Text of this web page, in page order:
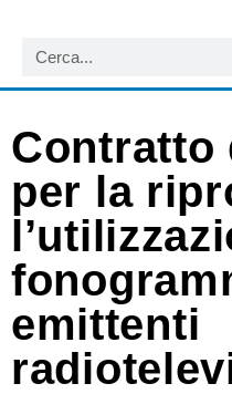
Contratto
per la
emittenti